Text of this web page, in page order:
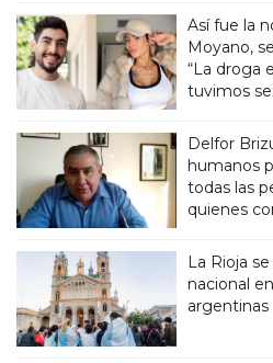
Así fue la
Moyano,
“La droga
tuvimos
Delfor
humanos
todas las
quienes
La Rioja
nacional
argentinas